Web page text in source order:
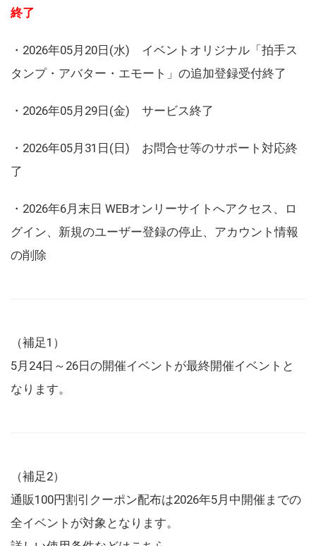
終了
・2026年05月20日(水) イベントオリジナル「拍手ス
タンプ・アバター・エモート」の追加登録受付終了
・2026年05月29日(金) サービス終了
・2026年05月31日(日) お問合せ等のサポート対応終
了
・2026年6月末日 WEBオンリーサイトへアクセス、ロ
グイン、新規のユーザー登録の停止、アカウント情報
の削除
（補足1）
5月24日～26日の開催イベントが最終開催イベントと
なります。
（補足2）
通販100円割引クーポン配布は2026年5月中開催までの
全イベントが対象となります。